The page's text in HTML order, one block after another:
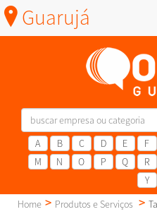
Guarujá
A B C D E F
M
N O P Q R
Y
Home
Produtos e Serviços